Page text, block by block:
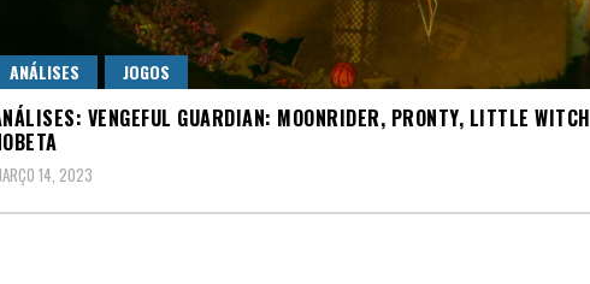
ANÁLISES JOGOS
VENGEFUL GUARDIAN: MOONRIDER, PRONTY, LITTLE WITCH
14, 2023